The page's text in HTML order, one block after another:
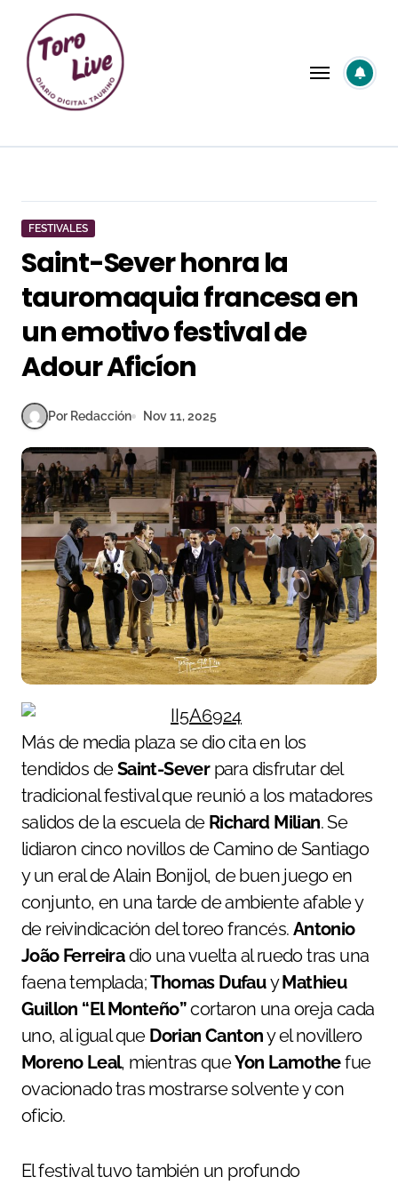
contenido
FESTIVALES
Saint-Sever honra la
tauromaquia francesa en
un emotivo festival de
Adour Aficíon
Por Redacción Nov 11, 2025
Más de media plaza se dio cita en los
tendidos deSaint-Severpara disfrutar del
tradicional festival que reunió a los matadores
salidos de la escuela de Richard Milian. Se
lidiaron cinco novillos de Camino de Santiago
y un eral de Alain Bonijol, de buen juego en
conjunto, en una tarde de ambiente afable y
de reivindicación del toreo francés. Antonio
João Ferreiradio una vuelta al ruedo tras una
faena templada;Thomas DufauyMathieu
Guillon “El Monteño”cortaron una oreja cada
uno, al igual que Dorian Cantony el novillero
Moreno Leal, mientras queYon Lamothefue
ovacionado tras mostrarse solvente y con
oficio.
El festival tuvo también un profundo